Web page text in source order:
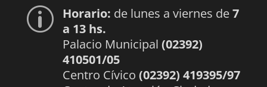
p Horario: de lunes a viernes de7
a 13 hs.
Palacio Municipal (02392)
410501/05
Centro Cívico (02392) 419395/97